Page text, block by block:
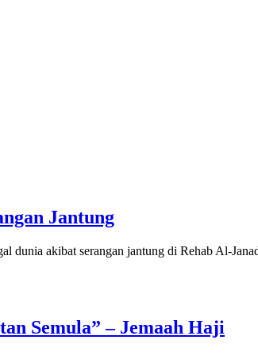
Jantung
dunia akibat serangan jantung di Rehab Al-
Semula” – Jemaah Haji